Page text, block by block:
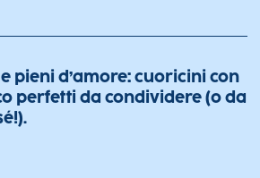
pieni d’amore: cuoricini con
perfetti da condividere (o da